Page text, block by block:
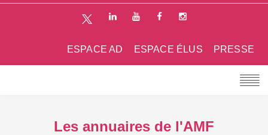
PRESSE
ESPACE ÉLUS
ESPACE AD
Les annuaires de l'AMF